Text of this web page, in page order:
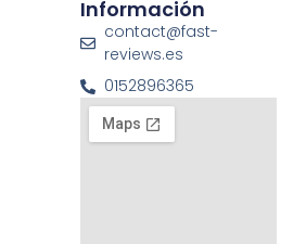
Información
contact@fast-
reviews.es
0152896365